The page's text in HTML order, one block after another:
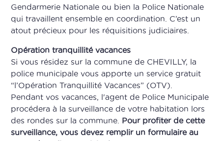
Gendarmerie Nationale ou bien la Police Nationale
qui travaillent ensemble en coordination. C’est un
atout précieux pour les réquisitions judiciaires.
Opération tranquillité vacances
Si vous résidez sur la commune de CHEVILLY, la
police municipale vous apporte un service gratuit
“l’Opération Tranquillité Vacances” (OTV).
Pendant vos vacances, l'agent de Police Municipale
procédera à la surveillance de votre habitation lors
des rondes sur la commune. Pour profiter de cette
surveillance, vous devez remplir un formulaire au